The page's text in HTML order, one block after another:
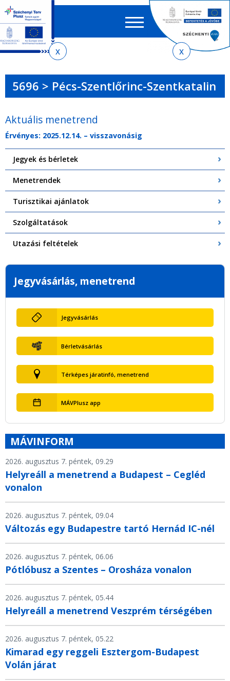
menetrendkeresőhöz
almenühöz
tartalomra
oldaltérképre
EN HU
űrlap
5696 > Pécs-Szentlőrinc-Szentkatalin
Aktuális menetrend
Érvényes: 2025.12.14. – visszavonásig
Jegyek és bérletek
Menetrendek
Turisztikai ajánlatok
Szolgáltatások
Utazási feltételek
Jegyvásárlás, menetrend
Jegyvásárlás
Bérletvásárlás
Térképes járatinfó, menetrend
MÁVPlusz app
MÁVINFORM
2026. augusztus 7. péntek, 09.29
Helyreáll a menetrend a Budapest – Cegléd
vonalon
2026. augusztus 7. péntek, 09.04
Változás egy Budapestre tartó Hernád IC-nél
2026. augusztus 7. péntek, 06.06
Pótlóbusz a Szentes – Orosháza vonalon
2026. augusztus 7. péntek, 05.44
Helyreáll a menetrend Veszprém térségében
2026. augusztus 7. péntek, 05.22
Kimarad egy reggeli Esztergom-Budapest
Volán járat